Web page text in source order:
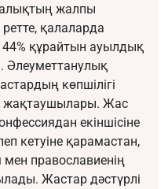
жалпы
қалаларда
44% құрайтын ауылдық
Әлеуметтанулық
көпшілігі
жақтаушылары. Жас
екіншісіне
кетуіне қарамастан,
православиенің
Жастар дәстүрлі